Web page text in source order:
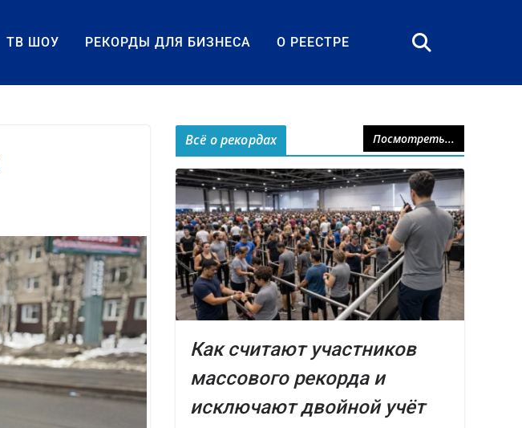
ТВ ШОУ РЕКОРДЫ ДЛЯ БИЗНЕСА О РЕЕСТРЕ
Всё о рекордах Посмотреть...
Как считают участников
массового рекорда и
исключают двойной учёт